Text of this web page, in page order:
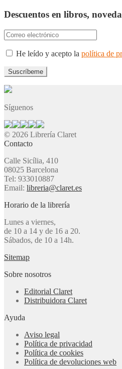
Descuentos en libros,
He leído y acepto la política de
Síguenos
© 2026 Librería Claret
Contacto
Calle Sicília, 410
08025 Barcelona
Tel: 933010887
Email: libreria@claret.es
Horario de la librería
Lunes a viernes,
de 10 a 14 y de 16 a 20.
Sábados, de 10 a 14h.
Sitemap
Sobre nosotros
Editorial Claret
Distribuidora Claret
Ayuda
Aviso legal
Política de privacidad
Política de cookies
Política de devoluciones web